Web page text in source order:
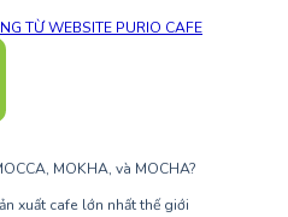
TỪ WEBSITE PURIO CAFE
MOKHA, và MOCHA?
xuất cafe lớn nhất thế giới